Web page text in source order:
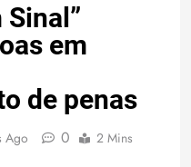
Sinal”
em
de penas
Ago 0 2 Mins